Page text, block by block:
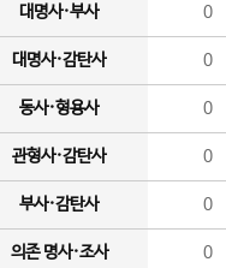
대명사·부사 0
대명사·감탄사 0
동사·형용사 0
관형사·감탄사 0
부사·감탄사 0
의존 명사·조사 0